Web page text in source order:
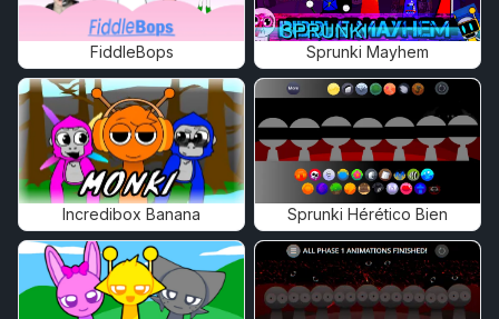
FiddleBops Sprunki Mayhem
Incredibox Banana Sprunki Hérético Bien